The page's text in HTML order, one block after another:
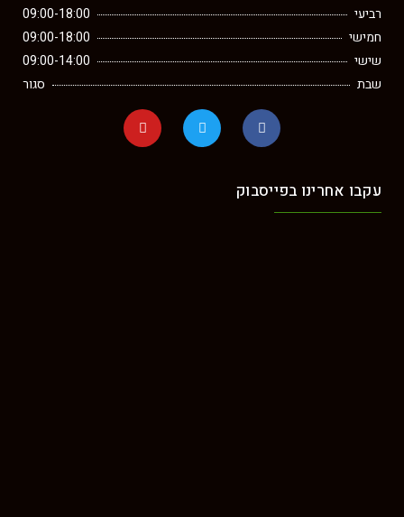
09:00-18:00
09:00-18:00
09:00-14:00
סגור
אחרינו בפייסבוק